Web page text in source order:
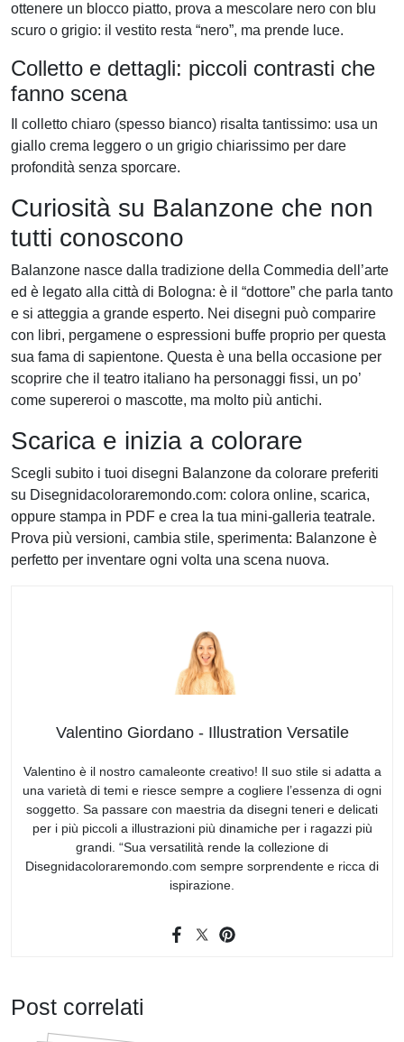
ottenere un blocco piatto, prova a mescolare nero con blu
scuro o grigio: il vestito resta “nero”, ma prende luce.
Colletto e dettagli: piccoli contrasti che
fanno scena
Il colletto chiaro (spesso bianco) risalta tantissimo: usa un
giallo crema leggero o un grigio chiarissimo per dare
profondità senza sporcare.
Curiosità su Balanzone che non
tutti conoscono
Balanzone nasce dalla tradizione della Commedia dell’arte
ed è legato alla città di Bologna: è il “dottore” che parla tanto
e si atteggia a grande esperto. Nei disegni può comparire
con libri, pergamene o espressioni buffe proprio per questa
sua fama di sapientone. Questa è una bella occasione per
scoprire che il teatro italiano ha personaggi fissi, un po’
come supereroi o mascotte, ma molto più antichi.
Scarica e inizia a colorare
Scegli subito i tuoi disegni Balanzone da colorare preferiti
su Disegnidacoloraremondo.com: colora online, scarica,
oppure stampa in PDF e crea la tua mini-galleria teatrale.
Prova più versioni, cambia stile, sperimenta: Balanzone è
perfetto per inventare ogni volta una scena nuova.
Valentino Giordano - Illustration Versatile
Valentino è il nostro camaleonte creativo! Il suo stile si adatta a
una varietà di temi e riesce sempre a cogliere l’essenza di ogni
soggetto. Sa passare con maestria da disegni teneri e delicati
per i più piccoli a illustrazioni più dinamiche per i ragazzi più
grandi. “Sua versatilità rende la collezione di
Disegnidacoloraremondo.com sempre sorprendente e ricca di
ispirazione.
Post correlati